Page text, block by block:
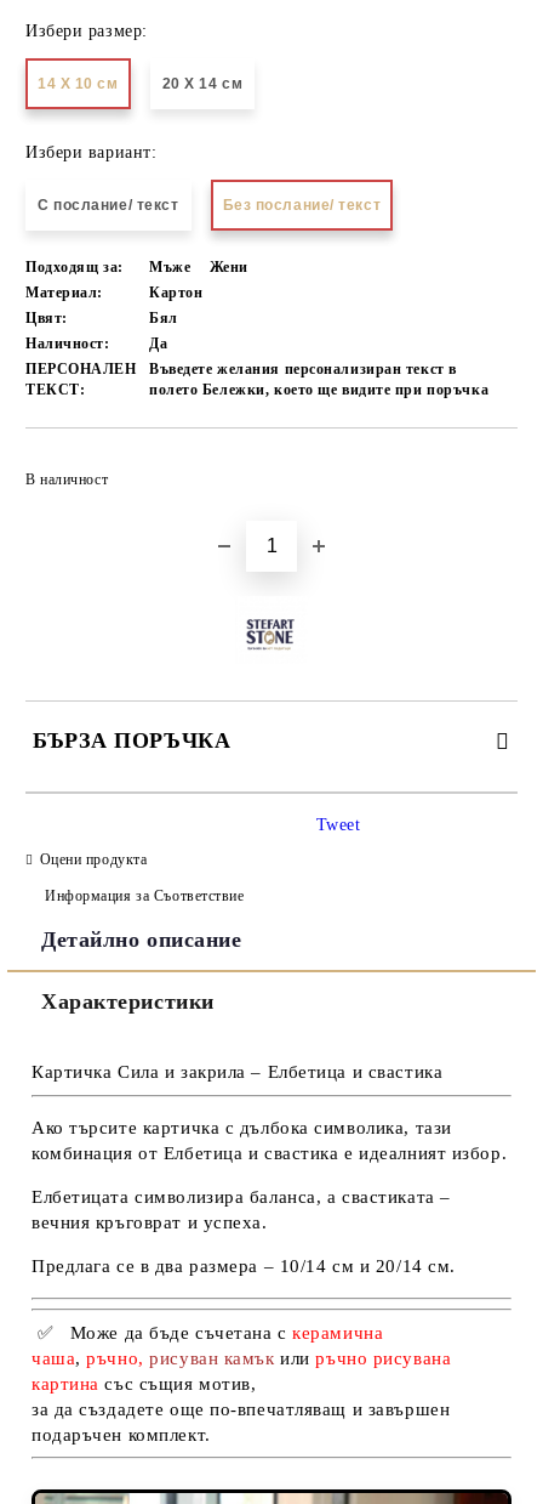
Избери размер:
14 Х 10 см 20 Х 14 см
Избери вариант:
С послание/ текст Без послание/ текст
Подходящ за: Мъже
Жени
Материал:
Картон
Цвят:
Бял
Наличност:
Да
ПЕРСОНАЛЕН
ТЕКСТ:
Въведете желания персонализиран текст в
полето Бележки, което ще видите при поръчка
В наличност
БЪРЗА ПОРЪЧКА
Ние ще се свържем с вас в рамките на работния ден.
Tweet
Оцени продукта
Информация за Съответствие
Детайлно описание
Характеристики
Картичка Сила и закрила – Елбетица и свастика
Ако търсите картичка с дълбока символика, тази
комбинация от Елбетица и свастика е идеалният избор.
Елбетицата символизира баланса, а свастиката –
вечния кръговрат и успеха.
Предлага се в два размера – 10/14 см и 20/14 см.
✅ Може да бъде съчетана скерамична
чаша,ръчно,рисуван камък или ръчно рисувана
картина със същия мотив,
за да създадете още по-впечатляващ и завършен
подаръчен комплект.